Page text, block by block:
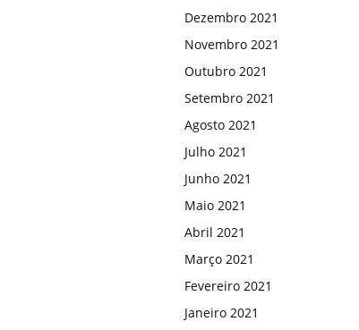
Dezembro 2021
Novembro 2021
Outubro 2021
Setembro 2021
Agosto 2021
Julho 2021
Junho 2021
Maio 2021
Abril 2021
Março 2021
Fevereiro 2021
Janeiro 2021